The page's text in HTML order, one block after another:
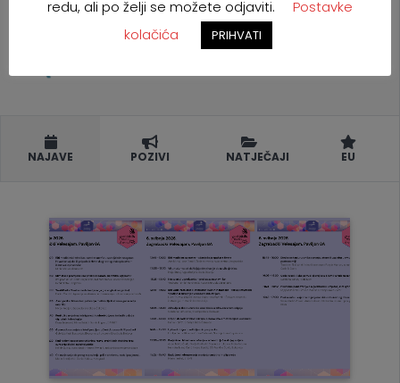
NAJAVE POZIVI NATJEČAJI EU
redu, ali po želji se možete odjaviti.
Postavke
kolačića
PRIHVATI